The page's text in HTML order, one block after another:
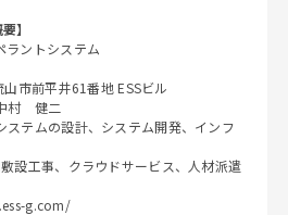
】
ントシステム
市前平井61番地 ESSビル
村 健二
ステムの設計、システム開発、インフ
設工事、クラウドサービス、人材派遣
g.com/